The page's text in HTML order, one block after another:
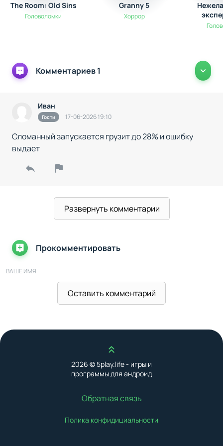
The Room: Old Sins
Головоломки
Granny 5
Хоррор
Комментариев 1
Иван
Гости 17-06-2026 19:10
Сломанный запускается грузит до 28% и ошибку
выдает
Развернуть комментарии
Прокомментировать
ВАШЕ ИМЯ
Оставить комментарий
Наверх
2026 © 5play.life - игры и
программы для андроид
Обратная связь
Полика конфидициальности